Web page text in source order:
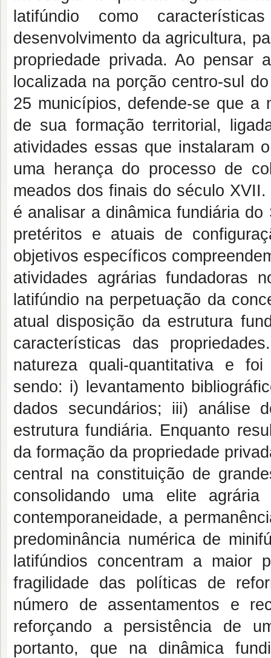
latifúndio como
desenvolvimento da agricultura,
propriedade privada. Ao pensar
localizada na porção centro-sul
25 municípios, defende-se que a
de sua formação territorial,
atividades essas que instalaram
uma herança do processo de
meados dos finais do século
é analisar a dinâmica fundiária
pretéritos e atuais de
objetivos específicos
atividades agrárias fundadoras
latifúndio na perpetuação da
atual disposição da estrutura
características das
natureza quali-quantitativa e
sendo: i) levantamento
dados secundários; iii) análise
estrutura fundiária. Enquanto
da formação da propriedade
central na constituição de
consolidando uma elite
contemporaneidade, a
predominância numérica de
latifúndios concentram a maior
fragilidade das políticas de
número de assentamentos e
reforçando a persistência de
portanto, que na dinâmica